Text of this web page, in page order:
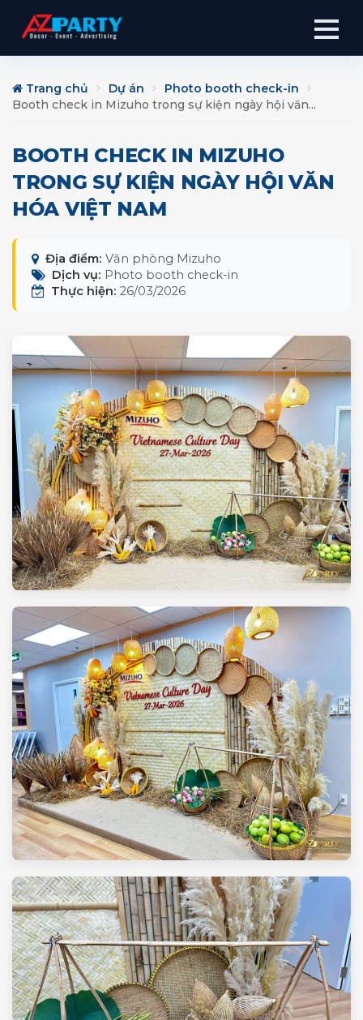
Trang chủ Dự án
Photo booth check-in
Booth check in Mizuho trong sự kiện ngày hội văn...
BOOTH CHECK IN MIZUHO
TRONG SỰ KIỆN NGÀY HỘI VĂN
HÓA VIỆT NAM
Địa điểm: Văn phòng Mizuho
Dịch vụ: Photo booth check-in
Thực hiện: 26/03/2026